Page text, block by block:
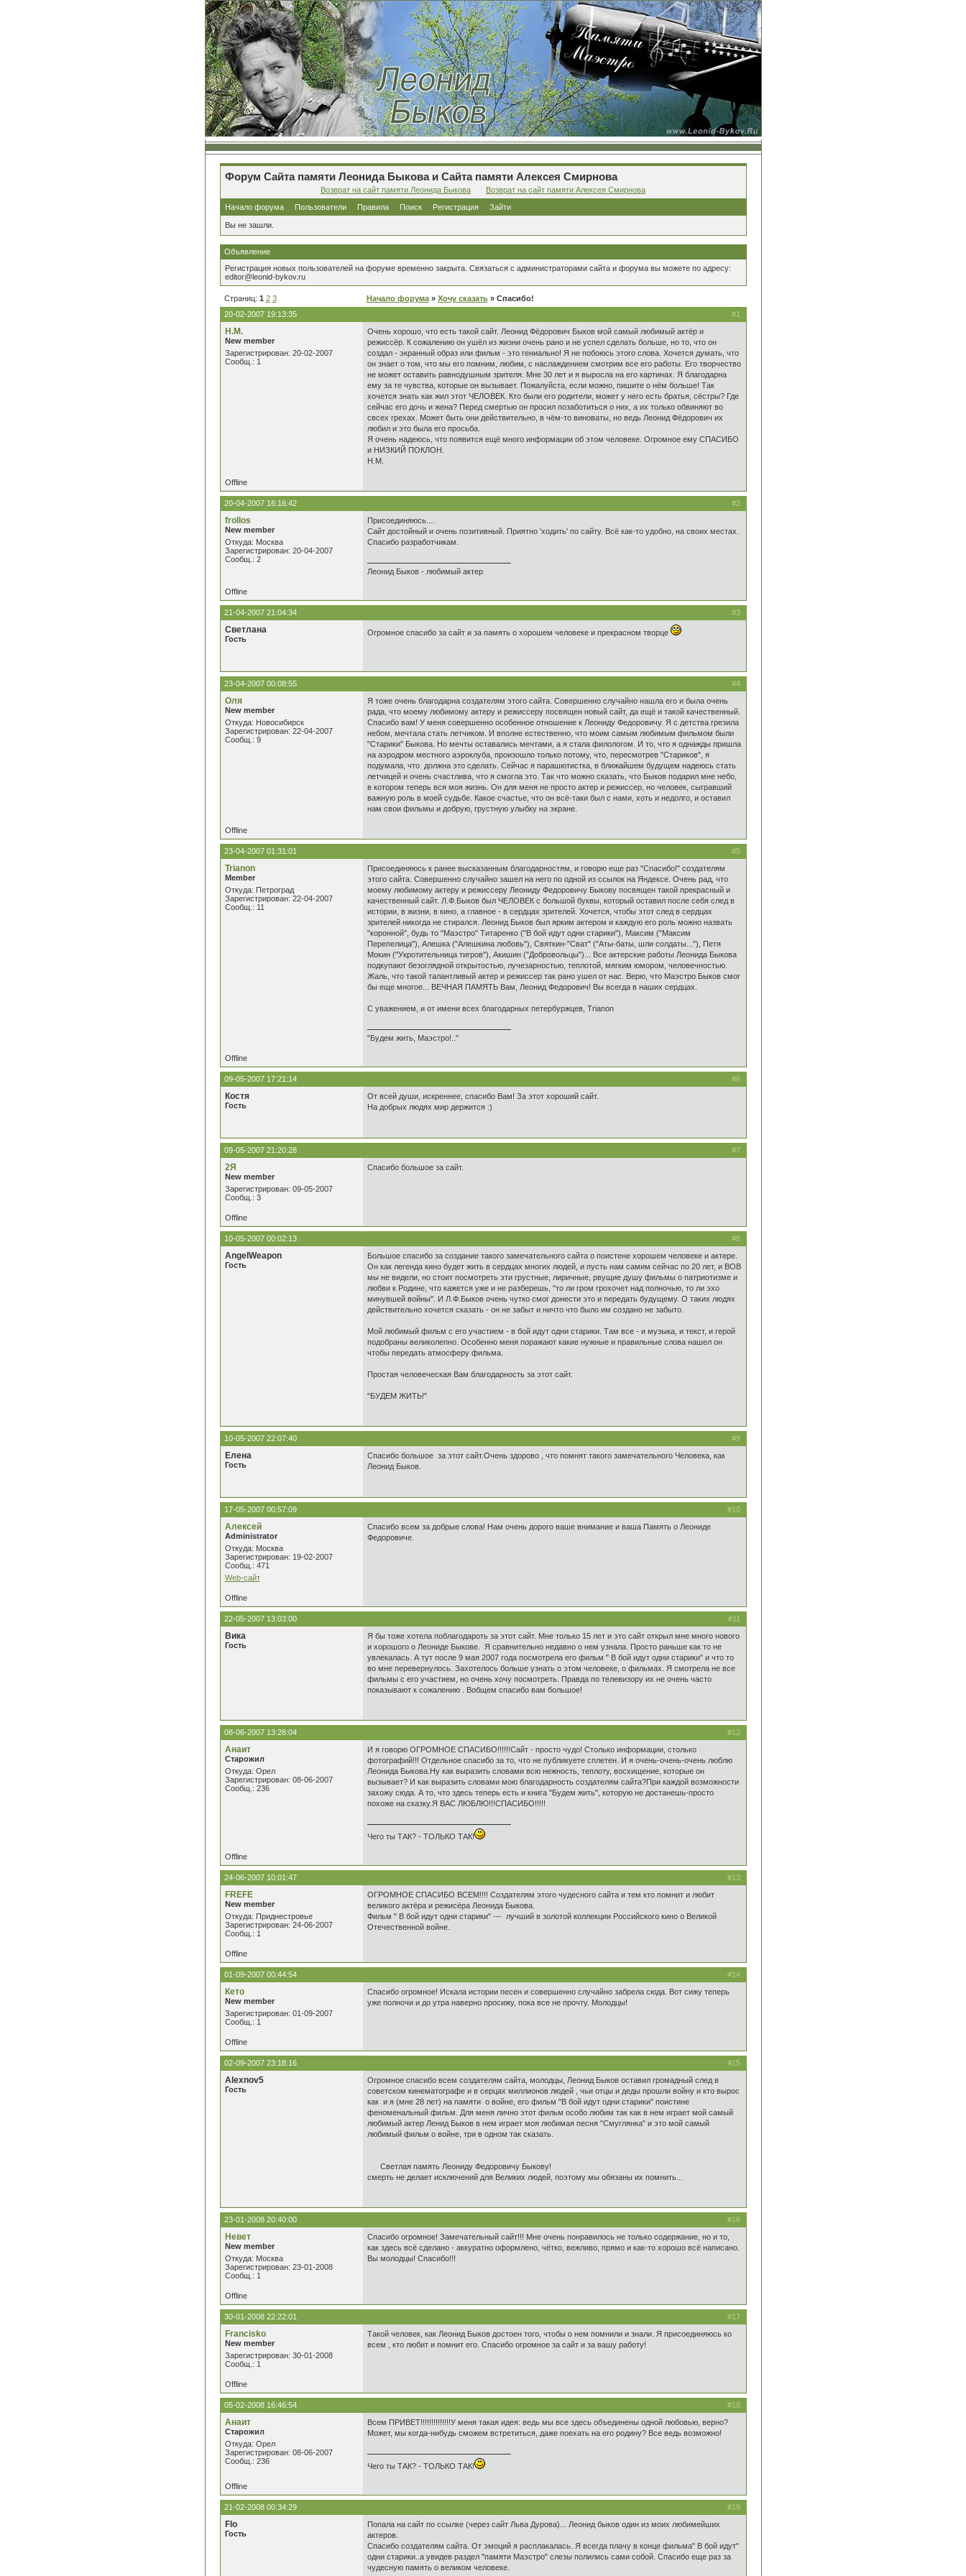
Форум Сайта памяти Леонида Быкова и Сайта памяти Алексея Смирнова
Возврат на сайт памяти Леонида Быкова
Возврат на сайт памяти Алексея Смирнова
Начало форума
Пользователи Правила Поиск Регистрация Зайти
Вы не зашли.
Объявление
Регистрация новых пользователей на форуме временно закрыта. Связаться с администраторами сайта и форума вы можете по адресу:
editor@leonid-bykov.ru
Страниц: 1 2 3 Начало форума» Хочу сказать» Спасибо!
#1
20-02-2007 19:13:35
Н.М.
New member
Зарегистрирован: 20-02-2007
Сообщ.: 1
Очень хорошо, что есть такой сайт. Леонид Фёдорович Быков мой самый любимый актёр и
режиссёр. К сожалению он ушёл из жизни очень рано и не успел сделать больше, но то, что он
создал - экранный образ или фильм - это гениально! Я не побоюсь этого слова. Хочется думать, что
он знает о том, что мы его помним, любим, с наслаждением смотрим все его работы. Его творчество
не может оставить равнодушным зрителя. Мне 30 лет и я выросла на его картинах. Я благодарна
ему за те чувства, которые он вызывает. Пожалуйста, если можно, пишите о нём больше! Так
хочется знать как жил этот ЧЕЛОВЕК. Кто были его родители, может у него есть братья, сёстры? Где
сейчас его дочь и жена? Перед смертью он просил позаботиться о них, а их только обвиняют во
свсех грехах. Может быть они действительно, в чём-то виноваты, но ведь Леонид Фёдорович их
любил и это была его просьба.
Я очень надеюсь, что появится ещё много информации об этом человеке. Огромное ему СПАСИБО
и НИЗКИЙ ПОКЛОН.
Н.М.
Offline
#2
20-04-2007 16:16:42
frollos
New member
Откуда: Москва
Зарегистрирован: 20-04-2007
Сообщ.: 2
Присоединяюсь....
Сайт достойный и очень позитивный. Приятно 'ходить' по сайту. Всё как-то удобно, на своих местах.
Спасибо разработчикам.
Леонид Быков - любимый актер
Offline
#3
21-04-2007 21:04:34
Светлана
Гость
Огромное спасибо за сайт и за память о хорошем человеке и прекрасном творце
#4
23-04-2007 00:08:55
Оля
New member
Откуда: Новосибирск
Зарегистрирован: 22-04-2007
Сообщ.: 9
Я тоже очень благодарна создателям этого сайта. Совершенно случайно нашла его и была очень
рада, что моему любимому актеру и режиссеру посвящен новый сайт, да ещё и такой качественный.
Спасибо вам! У меня совершенно особенное отношение к Леониду Федоровичу. Я с детства грезила
небом, мечтала стать летчиком. И вполне естественно, что моим самым любимым фильмом были
"Старики" Быкова. Но мечты оставались мечтами, а я стала филологом. И то, что я однажды пришла
на аэродром местного аэроклуба, произошло только потому, что, пересмотрев "Стариков", я
подумала, что должна это сделать. Сейчас я парашютистка, в ближайшем будущем надеюсь стать
летчицей и очень счастлива, что я смогла это. Так что можно сказать, что Быков подарил мне небо,
в котором теперь вся моя жизнь. Он для меня не просто актер и режиссер, но человек, сыгравший
важную роль в моей судьбе. Какое счастье, что он всё-таки был с нами, хоть и недолго, и оставил
нам свои фильмы и добрую, грустную улыбку на экране.
Offline
#5
23-04-2007 01:31:01
Trianon
Member
Откуда: Петроград
Зарегистрирован: 22-04-2007
Сообщ.: 11
Присоединяюсь к ранее высказанным благодарностям, и говорю еще раз "Спасибо!" создателям
этого сайта. Совершенно случайно зашел на него по одной из ссылок на Яндексе. Очень рад, что
моему любимому актеру и режиссеру Леониду Федоровичу Быкову посвящен такой прекрасный и
качественный сайт. Л.Ф.Быков был ЧЕЛОВЕК с большой буквы, который оставил после себя след в
истории, в жизни, в кино, а главное - в сердцах зрителей. Хочется, чтобы этот след в сердцах
зрителей никогда не стирался. Леонид Быков был ярким актером и каждую его роль можно назвать
"коронной", будь то "Маэстро" Титаренко ("В бой идут одни старики"), Максим ("Максим
Перепелица"), Алешка ("Алешкина любовь"), Святкин-"Сват" ("Аты-баты, шли солдаты..."), Петя
Мокин ("Укротительница тигров"), Акишин ("Добровольцы")... Все актерские работы Леонида Быкова
подкупают безоглядной открытостью, лучезарностью, теплотой, мягким юмором, человечностью.
Жаль, что такой талантливый актер и режиссер так рано ушел от нас. Верю, что Маэстро Быков смог
бы еще многое... ВЕЧНАЯ ПАМЯТЬ Вам, Леонид Федорович! Вы всегда в наших сердцах.
С уважением, и от имени всех благодарных петербуржцев, Trianon
"Будем жить, Маэстро!.."
Offline
#6
09-05-2007 17:21:14
Костя
Гость
От всей души, искреннее, спасибо Вам! За этот хороший сайт.
На добрых людях мир держится :)
#7
09-05-2007 21:20:28
2Я
New member
Зарегистрирован: 09-05-2007
Сообщ.: 3
Спасибо большое за сайт.
Offline
#8
10-05-2007 00:02:13
AngelWeapon
Гость
Большое спасибо за создание такого замечательного сайта о поистене хорошем человеке и актере.
Он как легенда кино будет жить в сердцах многих людей, и пусть нам самим сейчас по 20 лет, и ВОВ
мы не видели, но стоит посмотреть эти грустные, лиричные, рвущие душу фильмы о патриотизме и
любви к Родине, что кажется уже и не разберешь, "то ли гром грохочет над полночью, то ли эхо
минувшей войны". И Л.Ф.Быков очень чутко смог донести это и передать будущему. О таких людях
действительно хочется сказать - он не забыт и ничто что было им создано не забыто.
Мой любимый фильм с его участием - в бой идут одни старики. Там все - и музыка, и текст, и герой
подобраны великолепно. Особенно меня поражают какие нужные и правильные слова нашел он
чтобы передать атмосферу фильма.
Простая человеческая Вам благодарность за этот сайт.
"БУДЕМ ЖИТЬ!"
#9
10-05-2007 22:07:40
Елена
Гость
Спасибо большое за этот сайт.Очень здорово , что помнят такого замечательного Человека, как
Леонид Быков.
#10
17-05-2007 00:57:09
Алексей
Administrator
Откуда: Москва
Зарегистрирован: 19-02-2007
Сообщ.: 471
Web-сайт
Спасибо всем за добрые слова! Нам очень дорого ваше внимание и ваша Память о Леониде
Федоровиче.
Offline
#11
22-05-2007 13:03:00
Вика
Гость
Я бы тоже хотела поблагодароть за этот сайт. Мне только 15 лет и это сайт открыл мне много нового
и хорошого о Леониде Быкове. Я сравнительно недавно о нем узнала. Просто раньше как то не
увлекалась. А тут после 9 мая 2007 года посмотрела его фильм " В бой идут одни старики" и что то
во мне перевернулось. Захотелось больше узнать о этом человеке, о фильмах. Я смотрела не все
фильмы с его участием, но очень хочу посмотреть. Правда по телевизору их не очень часто
показывают к сожалению . Вобщем спасибо вам большое!
#12
08-06-2007 13:28:04
Анаит
Старожил
Откуда: Орел
Зарегистрирован: 08-06-2007
Сообщ.: 236
И я говорю ОГРОМНОЕ СПАСИБО!!!!!!Сайт - просто чудо! Столько информации, столько
фотографий!!! Отдельное спасибо за то, что не публикуете сплетен. И я очень-очень-очень люблю
Леонида Быкова.Ну как выразить словами всю нежность, теплоту, восхищение, которые он
вызывает? И как выразить словами мою благодарность создателям сайта?При каждой возможности
захожу сюда. А то, что здесь теперь есть и книга "Будем жить", которую не достанешь-просто
похоже на сказку.Я ВАС ЛЮБЛЮ!!!СПАСИБО!!!!!
Чего ты ТАК? - ТОЛЬКО ТАК!
Offline
#13
24-06-2007 10:01:47
FREFE
New member
Откуда: Приднестровье
Зарегистрирован: 24-06-2007
Сообщ.: 1
ОГРОМНОЕ СПАСИБО ВСЕМ!!!! Создателям этого чудесного сайта и тем кто помнит и любит
великого актёра и режисёра Леонида Быкова.
Фильм " В бой идут одни старики" --- лучший в золотой коллекции Российского кино о Великой
Отечественной войне.
Offline
#14
01-09-2007 00:44:54
Кето
New member
Зарегистрирован: 01-09-2007
Сообщ.: 1
Спасибо огромное! Искала истории песен и совершенно случайно забрела сюда. Вот сижу теперь
уже полночи и до утра наверно просижу, пока все не прочту. Молодцы!
Offline
#15
02-09-2007 23:18:16
Alexnov5
Гость
Огромное спасибо всем создателям сайта, молодцы, Леонид Быков оставил громадный след в
советском кинематографе и в серцах миллионов людей , чьи отцы и деды прошли войну и кто вырос
как и я (мне 28 лет) на памяти о войне, его фильм "В бой идут одни старики" поистине
феноменальный фильм. Для меня лично этот фильм особо любим так как в нем играет мой самый
любимый актер Ленид Быков в нем играет моя любимая песня "Смуглянка" и это мой самый
любимый фильм о войне, три в одном так сказать.
Светлая память Леониду Федоровичу Быкову!
смерть не делает исключений для Великих людей, поэтому мы обязаны их помнить...
#16
23-01-2008 20:40:00
Невет
New member
Откуда: Москва
Зарегистрирован: 23-01-2008
Сообщ.: 1
Спасибо огромное! Замечательный сайт!!! Мне очень понравилось не только содержание, но и то,
как здесь всё сделано - аккуратно оформлено, чётко, вежливо, прямо и как-то хорошо всё написано.
Вы молодцы! Спасибо!!!
Offline
#17
30-01-2008 22:22:01
Francisko
New member
Зарегистрирован: 30-01-2008
Сообщ.: 1
Такой человек, как Леонид Быков достоен того, чтобы о нем помнили и знали. Я присоединяюсь ко
всем , кто любит и помнит его. Спасибо огромное за сайт и за вашу работу!
Offline
#18
05-02-2008 16:46:54
Анаит
Старожил
Откуда: Орел
Зарегистрирован: 08-06-2007
Сообщ.: 236
Всем ПРИВЕТ!!!!!!!!!!!!!!У меня такая идея: ведь мы все здесь объединены одной любовью, верно?
Может, мы когда-нибудь сможем встретиться, даже поехать на его родину? Все ведь возможно!
Чего ты ТАК? - ТОЛЬКО ТАК!
Offline
#19
21-02-2008 00:34:29
Flo
Гость
Попала на сайт по ссылке (через сайт Льва Дурова)... Леонид быков один из моих любимейших
актеров.
Спасибо создателям сайта. От эмоций я расплакалась. Я всегда плачу в конце фильма" В бой идут"
одни старики..а увидев раздел "памяти Маэстро" слезы полились сами собой. Спасибо еще раз за
чудесную память о великом человеке.